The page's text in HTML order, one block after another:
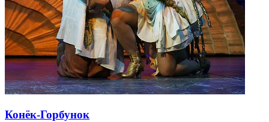
Конёк-Горбунок